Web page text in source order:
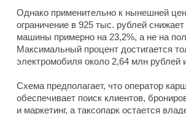
Однако применительно к нынешней
ограничение в 925 тыс. рублей
машины примерно на 23,2%, а не на
Максимальный процент достигается
электромобиля около 2,64 млн рублей
Схема предполагает, что оператор
обеспечивает поиск клиентов,
и маркетинг, а таксопарк остается